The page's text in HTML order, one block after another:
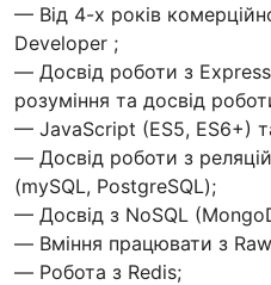
— Від 4-х років
Developer ;
— Досвід роботи з
розуміння та досвід
— JavaScript (ES5, ES6+)
— Досвід роботи з
(mySQL, PostgreSQL);
— Досвід з NoSQL
— Вміння працювати з
— Робота з Redis;